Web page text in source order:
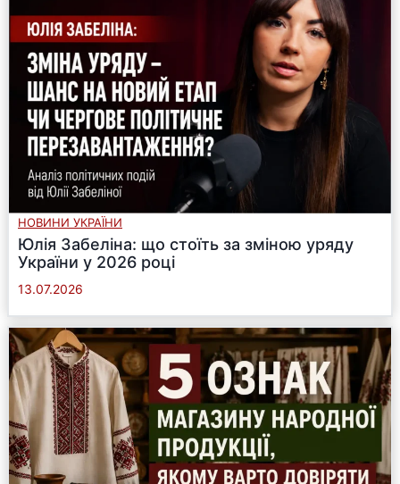
НОВИНИ УКРАЇНИ
Юлія Забеліна: що стоїть за зміною уряду
України у 2026 році
13.07.2026